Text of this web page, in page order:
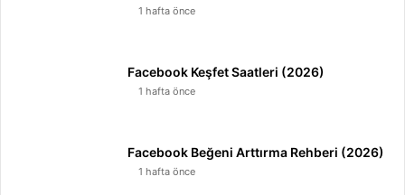
1 hafta önce
Facebook Keşfet Saatleri (2026)
1 hafta önce
Facebook Beğeni Arttırma Rehberi (2026)
1 hafta önce